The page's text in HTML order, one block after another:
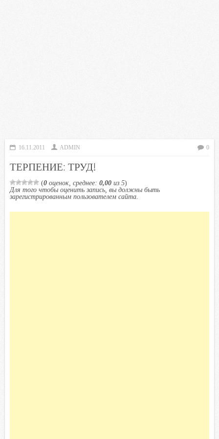
16.11.2011 ADMIN 0
ТЕРПЕНИЕ: ТРУД!
(0 оценок, среднее: 0,00 из 5)
Для того чтобы оценить запись, вы должны быть
зарегистрированным пользователем сайта.